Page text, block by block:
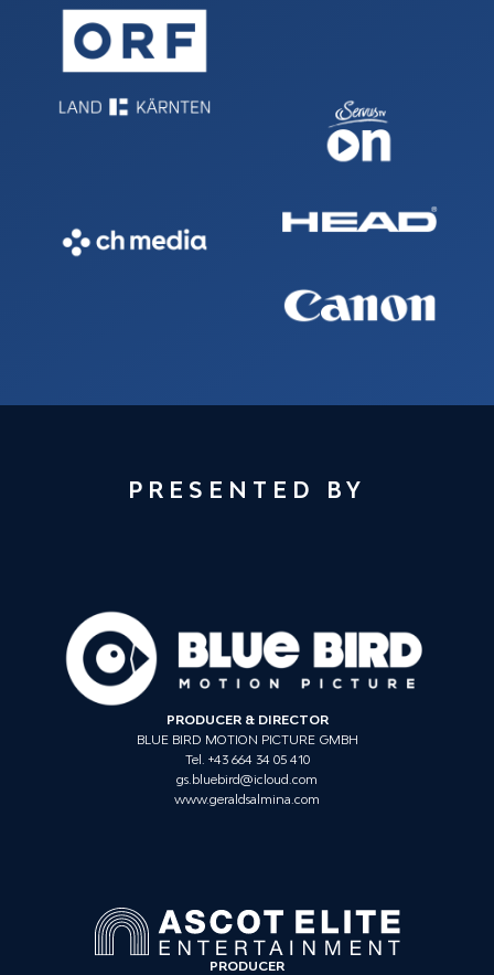
PRESENTED BY
PRODUCER & DIRECTOR
BLUE BIRD MOTION PICTURE GMBH
Tel. +43 664 34 05 410
gs.bluebird@icloud.com
www.geraldsalmina.com
PRODUCER